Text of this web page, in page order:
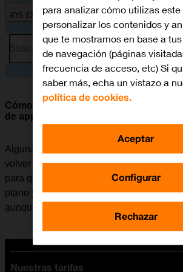
iOS 12.0
Busca por problema o tema
Cómo seleccionar los ajustes de la
de apps en segundo plano
Algunas apps siguen funcionando en
volver a la pantalla de inicio. El móvil se
para que actualice el contenido de las
plano y así se puede seguir recibiendo
aunque una app no esté activa.
Nuestras tarifas
para analizar cómo utilizas
personalizar los contenidos y
que te mostramos en base a
de navegación (páginas
frecuencia de acceso, etc) Si
saber más, echa un vistazo a
política de cookies.
Configurar
Rechazar
Aceptar